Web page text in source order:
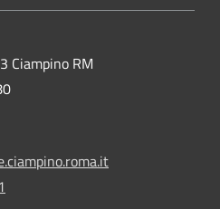
Ciampino RM